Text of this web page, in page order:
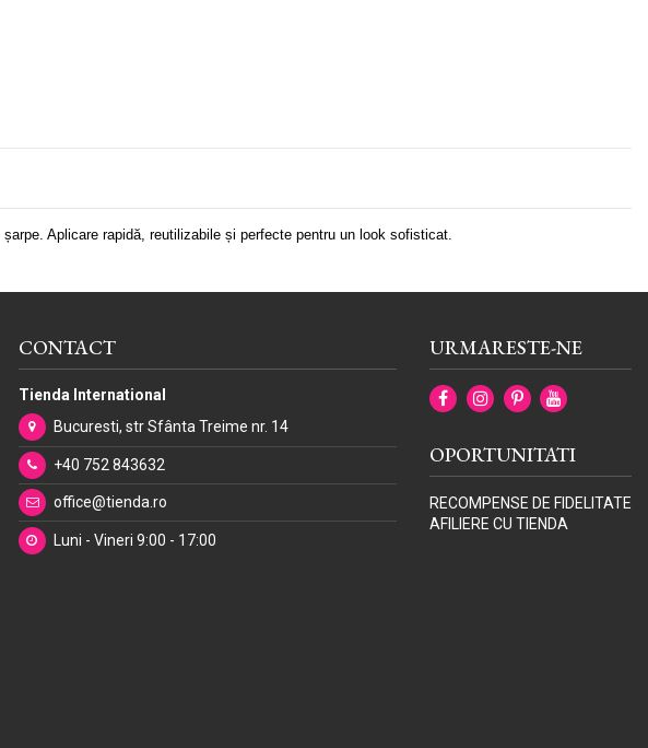
Aplicare rapidă, reutilizabile și perfecte pentru un look sofisticat.
CONTACT
Tienda International
Bucuresti, str Sfânta Treime nr. 14
+40 752 843632
office@tienda.ro
Luni - Vineri 9:00 - 17:00
URMARESTE-NE
OPORTUNITATI
RECOMPENSE DE FIDELITATE
AFILIERE CU TIENDA